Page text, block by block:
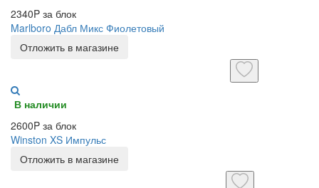
2340P за блок
Marlboro Дабл Микс Фиолетовый
Отложить в магазине
В наличии
2600P за блок
Winston XS Импульс
Отложить в магазине